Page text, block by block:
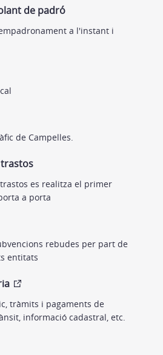
de padró
a l'instant i
de Campelles.
es realitza el primer
a porta
rebudes per part de
entitats
tràmits i pagaments de
informació cadastral, etc.